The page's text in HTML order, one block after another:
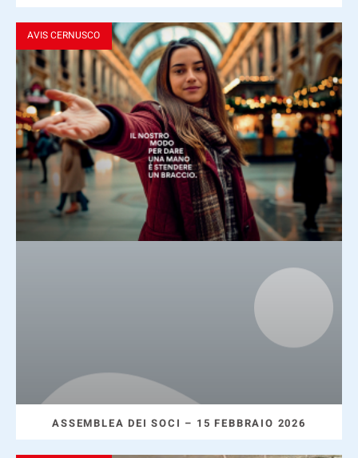
AVIS CERNUSCO
ASSEMBLEA DEI SOCI – 15 FEBBRAIO 2026